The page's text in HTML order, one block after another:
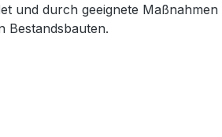
und durch geeignete
Bestandsbauten.